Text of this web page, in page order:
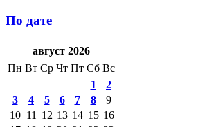
По дате
август 2026
Пн Вт Ср Чт Пт Сб Вс
1
2
3
4 5 6 7 8
9
10 11 12 13 14 15 16